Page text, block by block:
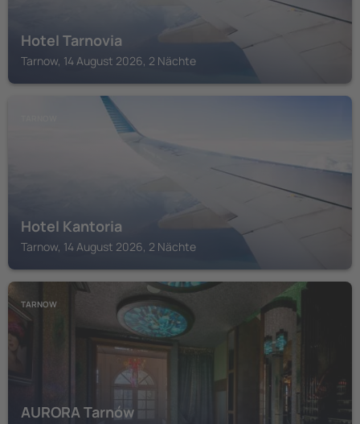
Hotel Tarnovia
Tarnow, 14 August 2026, 2 Nächte
Hotel Kantoria
Tarnow, 14 August 2026, 2 Nächte
TARNOW
AURORA Tarnów